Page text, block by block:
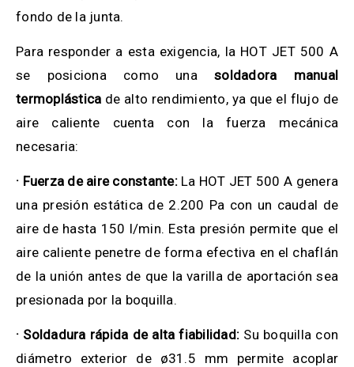
fondo de la junta.
Para responder a esta exigencia, la HOT JET 500 A
se posiciona como unasoldadora manual
termoplástica de alto rendimiento, ya que el flujo de
aire caliente cuenta con la fuerza mecánica
necesaria:
· Fuerza de aire constante:La HOT JET 500 A genera
una presión estática de 2.200 Pa con un caudal de
aire de hasta 150 l/min. Esta presión permite que el
aire caliente penetre de forma efectiva en el chaflán
de la unión antes de que la varilla de aportación sea
presionada por la boquilla.
· Soldadura rápida de alta fiabilidad: Su boquilla con
diámetro exterior de ø31.5 mm permite acoplar